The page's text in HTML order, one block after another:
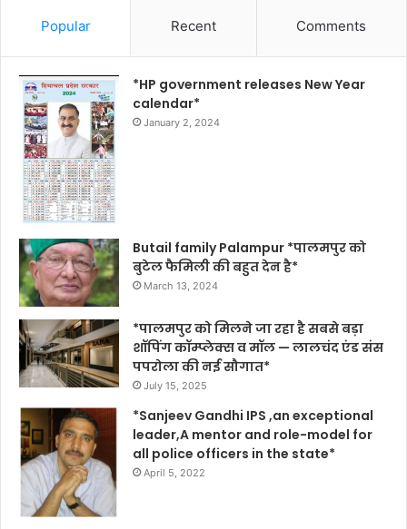
Popular Recent Comments
*HP government releases New Year
calendar*
January 2, 2024
Butail family Palampur *पालमपुर को
बुटेल फैमिली की बहुत देन है*
March 13, 2024
*पालमपुर को मिलने जा रहा है सबसे बड़ा
शॉपिंग कॉम्प्लेक्स व मॉल — लालचंद एंड संस
पपरोला की नई सौगात*
July 15, 2025
*Sanjeev Gandhi IPS ,an exceptional
leader,A mentor and role-model for
all police officers in the state*
April 5, 2022